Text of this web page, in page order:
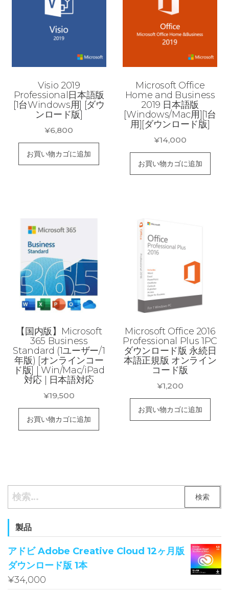
Visio 2019
Professional日本語版
[1台Windows用] [ダウ
ンロード版]
¥6,800
お買い物カゴに追加
Microsoft Office
Home and Business
2019 日本語版
[Windows/Mac用][1台
用][ダウンロード版]
¥14,000
お買い物カゴに追加
【国内版】Microsoft
365 Business
Standard (1ユーザー/1
年版) [オンラインコー
ド版] | Win/Mac/iPad
対応 | 日本語対応
¥19,500
お買い物カゴに追加
Microsoft Office 2016
Professional Plus 1PC
ダウンロード版 永続日
本語正規版 オンライン
コード版
¥1,200
お買い物カゴに追加
検
索:
製品
アドビ Adobe Creative Cloud 12ヶ月版
ダウンロード版 1本
¥34,000